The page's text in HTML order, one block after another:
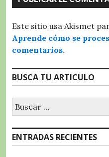
Este sitio usa Akismet
Aprende cómo se
comentarios.
BUSCA TU ARTICULO
ENTRADAS RECIENTES